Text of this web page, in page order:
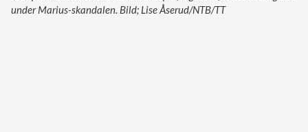
under Marius-skandalen. Bild; Lise Åserud/NTB/TT